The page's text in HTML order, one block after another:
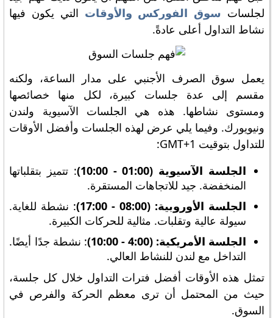
لجلسات سوق الفوركس والأوقات التي يكون فيها
نشاط التداول أعلى عادةً.
يعمل سوق الصرف الأجنبي على مدار الساعة، ولكنه
مقسم إلى عدة جلسات كبيرة، لكل منها خصائصها
ومستوى نشاطها. هذه هي الجلسات الآسيوية ولندن
ونيويورك. وفيما يلي عرض لهذه الجلسات وأفضل الأوقات
للتداول بتوقيت GMT+1:
الجلسة الآسيوية (01:00 - 10:00)
: تتميز بتقلباتها
المنخفضة. جيد للاتجاهات المستقرة.
الجلسة الأوروبية: (08:00 - 17:00)
: نشطة للغاية.
سيولة عالية وتقلبات. مثالية للحركات الكبيرة.
الجلسة الأمريكية: (4:00 - 10:00)
: نشطة جدًا أيضًا.
التداخل مع لندن للنشاط العالي.
تمثل هذه الأوقات أفضل فترات التداول خلال كل جلسة،
حيث من المحتمل أن ترى معظم الحركة والفرص في
السوق.